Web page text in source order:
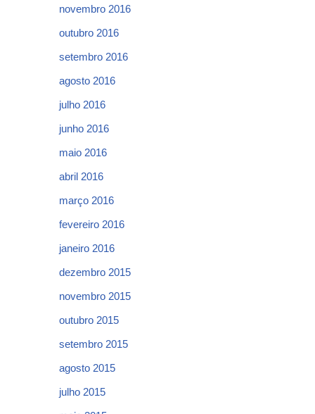
novembro 2016
outubro 2016
setembro 2016
agosto 2016
julho 2016
junho 2016
maio 2016
abril 2016
março 2016
fevereiro 2016
janeiro 2016
dezembro 2015
novembro 2015
outubro 2015
setembro 2015
agosto 2015
julho 2015